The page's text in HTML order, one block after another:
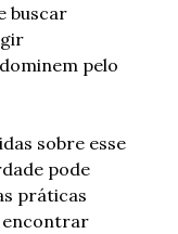
buscar
pelo
sobre esse
pode
práticas
encontrar